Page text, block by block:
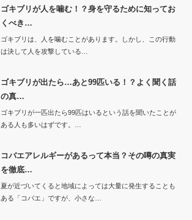
ゴキブリが人を噛む！？身を守るために知ってお
くべき…
ゴキブリは、人を噛むことがあります。しかし、この行動
は決して人を攻撃している…
ゴキブリが出たら…あと99匹いる！？よく聞く話
の真…
ゴキブリが一匹出たら99匹はいるという話を聞いたことが
ある人も多いはずです。…
コバエアレルギーがあるって本当？その噂の真実
を徹底…
夏が近づいてくると地域によっては大量に発生することも
ある「コバエ」ですが、小さな…